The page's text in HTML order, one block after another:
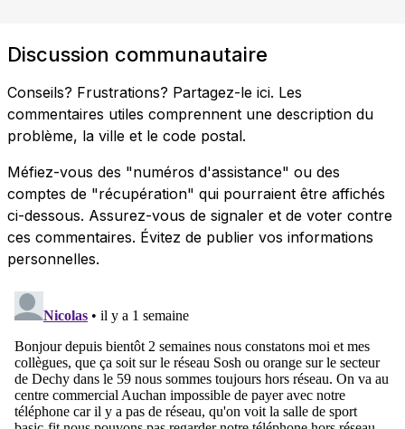
Discussion communautaire
Conseils? Frustrations? Partagez-le ici. Les
commentaires utiles comprennent une description du
problème, la ville et le code postal.
Méfiez-vous des "numéros d'assistance" ou des
comptes de "récupération" qui pourraient être affichés
ci-dessous. Assurez-vous de signaler et de voter contre
ces commentaires. Évitez de publier vos informations
personnelles.